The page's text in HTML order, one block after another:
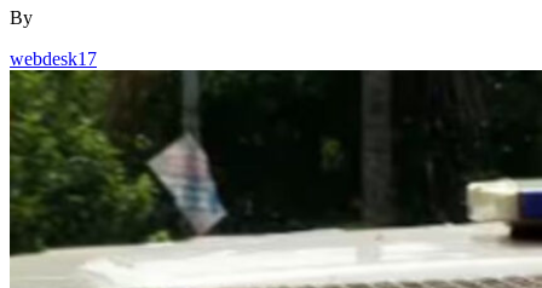
By
webdesk17